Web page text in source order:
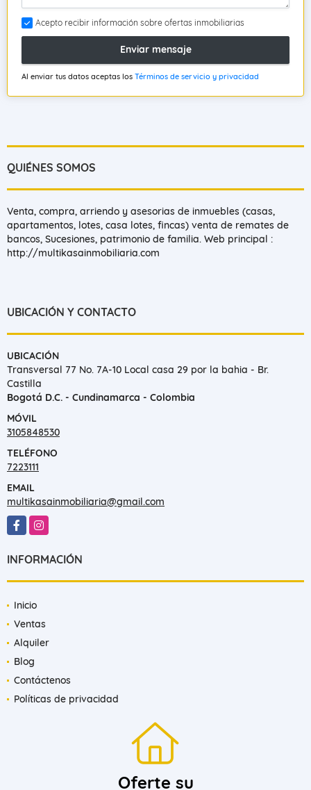
Acepto recibir información sobre ofertas inmobiliarias
Enviar mensaje
Al enviar tus datos aceptas los Términos de servicio y privacidad
QUIÉNES SOMOS
Venta, compra, arriendo y asesorias de inmuebles (casas,
apartamentos, lotes, casa lotes, fincas) venta de remates de
bancos, Sucesiones, patrimonio de familia. Web principal :
http://multikasainmobiliaria.com
UBICACIÓN Y CONTACTO
UBICACIÓN
Transversal 77 No. 7A-10 Local casa 29 por la bahia - Br.
Castilla
Bogotá D.C. - Cundinamarca - Colombia
MÓVIL
3105848530
TELÉFONO
7223111
EMAIL
multikasainmobiliaria@gmail.com
FacebookInstagram
INFORMACIÓN
Inicio
Ventas
Alquiler
Blog
Contáctenos
Políticas de privacidad
Oferte su